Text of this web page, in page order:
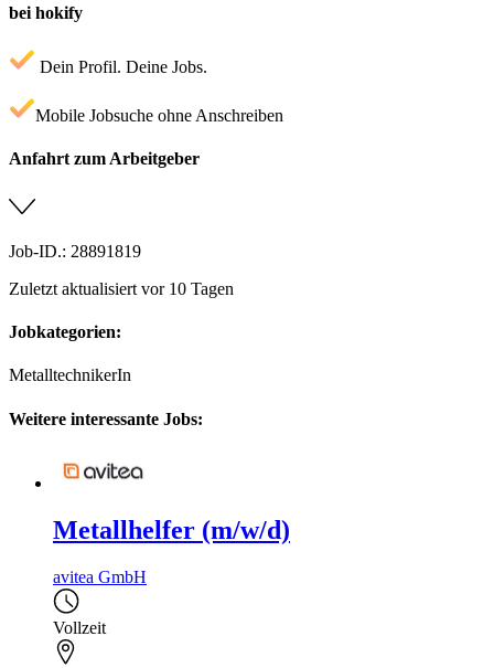
bei hokify
Dein Profil. Deine Jobs.
Mobile Jobsuche ohne Anschreiben
Anfahrt zum Arbeitgeber
Job-ID.: 28891819
Zuletzt aktualisiert vor 10 Tagen
Jobkategorien:
MetalltechnikerIn
Weitere interessante Jobs:
Metallhelfer (m/w/d)
avitea GmbH
Vollzeit